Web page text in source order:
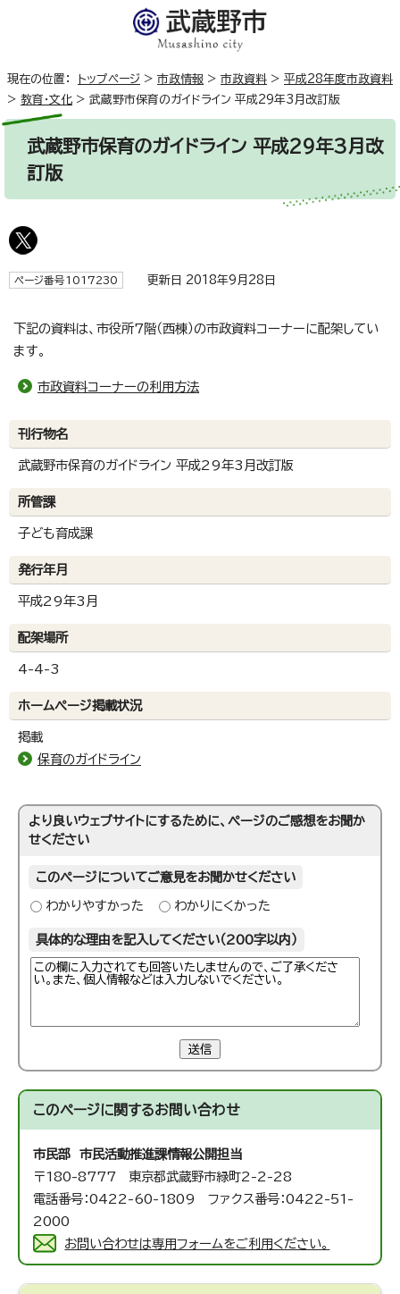
現在の位置： トップページ > 市政情報 > 市政資料 > 平成28年度市政資料
> 教育・文化 > 武蔵野市保育のガイドライン 平成29年3月改訂版
武蔵野市保育のガイドライン 平成29年3月改
訂版
ページ番号1017230 更新日 2018年9月28日
下記の資料は、市役所7階（西棟）の市政資料コーナーに配架してい
ます。
市政資料コーナーの利用方法
刊行物名
武蔵野市保育のガイドライン 平成29年3月改訂版
所管課
子ども育成課
発行年月
平成29年3月
配架場所
4-4-3
ホームページ掲載状況
掲載
保育のガイドライン
より良いウェブサイトにするために、ページのご感想をお聞か
せください
このページについてご意見をお聞かせください
わかりやすかった わかりにくかった
具体的な理由を記入してください（200字以内）
送信
このページに関するお問い合わせ
市民部 市民活動推進課情報公開担当
〒180-8777 東京都武蔵野市緑町2-2-28
電話番号：0422-60-1809 ファクス番号：0422-51-
2000
お問い合わせは専用フォームをご利用ください。